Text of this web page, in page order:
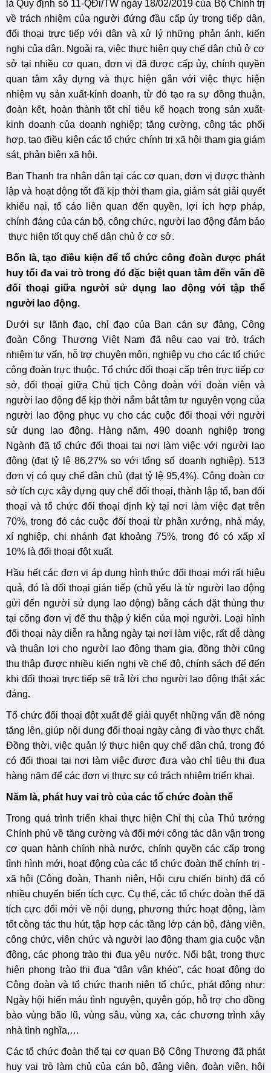
là Quy định số 11-QĐi/TW ngày 18/02/2019 của Bộ Chính trị
về trách nhiệm của người đứng đầu cấp ủy trong tiếp dân,
đối thoại trực tiếp với dân và xử lý những phản ánh, kiến
nghị của dân. Ngoài ra, việc thực hiện quy chế dân chủ ở cơ
sở tại nhiều cơ quan, đơn vị đã được cấp ủy, chính quyền
quan tâm xây dựng và thực hiện gắn với việc thực hiện
nhiệm vụ sản xuất-kinh doanh, từ đó tạo ra sự đồng thuận,
đoàn kết, hoàn thành tốt chỉ tiêu kế hoạch trong sản xuất-
kinh doanh của doanh nghiệp; tăng cường, công tác phối
hợp, tạo điều kiện các tổ chức chính trị xã hội tham gia giám
sát, phản biện xã hội.
Ban Thanh tra nhân dân tại các cơ quan, đơn vị được thành
lập và hoạt động tốt đã kịp thời tham gia, giám sát giải quyết
khiếu nại, tố cáo liên quan đến quyền, lợi ích hợp pháp,
chính đáng của cán bộ, công chức, người lao động đảm bảo
thực hiện tốt quy chế dân chủ ở cơ sở.
Bốn là, tạo điều kiện để tổ chức công đoàn được phát
huy tối đa vai trò trong đó đặc biệt quan tâm đến vấn đề
đối thoại giữa người sử dụng lao động với tập thể
người lao động.
Dưới sự lãnh đạo, chỉ đạo của Ban cán sự đảng, Công
đoàn Công Thương Việt Nam đã nêu cao vai trò, trách
nhiệm tư vấn, hỗ trợ chuyên môn, nghiệp vụ cho các tổ chức
công đoàn trực thuộc. Tổ chức đối thoại cấp trên trực tiếp cơ
sở, đối thoại giữa Chủ tịch Công đoàn với đoàn viên và
người lao động để kịp thời nắm bắt tâm tư nguyện vọng của
người lao động phục vụ cho các cuộc đối thoại với người
sử dụng lao động. Hàng năm, 490 doanh nghiệp trong
Ngành đã tổ chức đối thoại tại nơi làm việc với người lao
động (đạt tỷ lệ 86,27% so với tổng số doanh nghiệp). 513
đơn vị có quy chế dân chủ (đạt tỷ lệ 95,4%). Công đoàn cơ
sở tích cực xây dựng quy chế đối thoại, thành lập tổ, ban đối
thoại và tổ chức đối thoại định kỳ tại nơi làm việc đạt trên
70%, trong đó các cuộc đối thoại từ phân xưởng, nhà máy,
xí nghiệp, chi nhánh đạt khoảng 75%, trong đó có xấp xỉ
10% là đối thoại đột xuất.
Hầu hết các đơn vị áp dụng hình thức đối thoại mới rất hiệu
quả, đó là đối thoại gián tiếp (chủ yếu là từ người lao động
gửi đến người sử dụng lao động) bằng cách đặt thùng thư
tại cổng đơn vị để thu thập ý kiến của mọi người. Loại hình
đối thoại này diễn ra hằng ngày tại nơi làm việc, rất dễ dàng
và thuận lợi cho người lao động tham gia, đồng thời cũng
thu thập được nhiều kiến nghị về chế độ, chính sách để đến
khi đối thoại trực tiếp sẽ trả lời cho người lao động thật xác
đáng.
Tổ chức đối thoại đột xuất để giải quyết những vấn đề nóng
tăng lên, giúp nội dung đối thoại ngày càng đi vào thực chất.
Đồng thời, việc quản lý thực hiện quy chế dân chủ, trong đó
có đối thoại tại nơi làm việc được đưa vào chỉ tiêu thi đua
hàng năm để các đơn vị thực sự có trách nhiệm triển khai.
Năm là, phát huy vai trò của các tổ chức đoàn thể
Trong quá trình triển khai thực hiện Chỉ thị của Thủ tướng
Chính phủ về tăng cường và đổi mới công tác dân vận trong
cơ quan hành chính nhà nước, chính quyền các cấp trong
tình hình mới, hoạt động của các tổ chức đoàn thể chính trị -
xã hội (Công đoàn, Thanh niên, Hội cựu chiến binh) đã có
nhiều chuyển biến tích cực. Cụ thể, các tổ chức đoàn thể đã
tích cực đổi mới về nội dung, phương thức hoạt động, làm
tốt công tác thu hút, tập hợp các tầng lớp cán bộ, đảng viên,
công chức, viên chức và người lao động tham gia cuộc vận
động, các phong trào thi đua yêu nước. Nổi bật, trong thực
hiện phong trào thi đua “dân vận khéo”, các hoạt động do
Công đoàn và tổ chức thanh niên tổ chức, phát động như:
Ngày hội hiến máu tình nguyện, quyên góp, hỗ trợ cho đồng
bào vùng bão lũ, vùng sâu, vùng xa, các chương trình xây
nhà tình nghĩa,…
Các tổ chức đoàn thể tại cơ quan Bộ Công Thương đã phát
huy vai trò làm chủ của cán bộ, đảng viên, đoàn viên, hội